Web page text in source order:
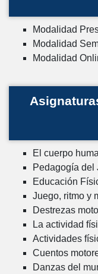
Modalidad
Modalidad
Modalidad
El cuerpo
Pedagogía del
Educación
Juego, ritmo y
Destrezas
La actividad
Actividades
Cuentos
Danzas del